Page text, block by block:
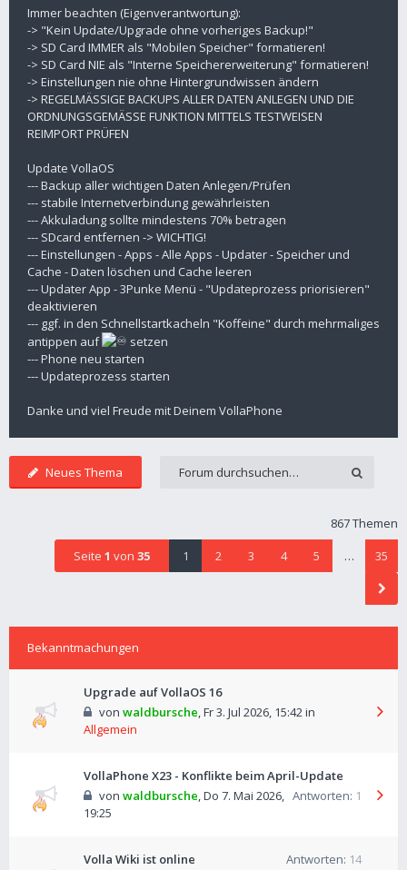
Immer beachten (Eigenverantwortung):
-> "Kein Update/Upgrade ohne vorheriges Backup!"
-> SD Card IMMER als "Mobilen Speicher" formatieren!
-> SD Card NIE als "Interne Speichererweiterung" formatieren!
-> Einstellungen nie ohne Hintergrundwissen ändern
-> REGELMÄSSIGE BACKUPS ALLER DATEN ANLEGEN UND DIE
ORDNUNGSGEMÄSSE FUNKTION MITTELS TESTWEISEN
REIMPORT PRÜFEN
Update VollaOS
--- Backup aller wichtigen Daten Anlegen/Prüfen
--- stabile Internetverbindung gewährleisten
--- Akkuladung sollte mindestens 70% betragen
--- SDcard entfernen -> WICHTIG!
--- Einstellungen - Apps - Alle Apps - Updater - Speicher und
Cache - Daten löschen und Cache leeren
--- Updater App - 3Punke Menü - "Updateprozess priorisieren"
deaktivieren
--- ggf. in den Schnellstartkacheln "Koffeine" durch mehrmaliges
antippen auf
setzen
--- Phone neu starten
--- Updateprozess starten
Danke und viel Freude mit Deinem VollaPhone
Neues Thema
867 Themen
Seite 1 von 35 1 2 3 4 5 … 35
Bekanntmachungen
Upgrade auf VollaOS 16
von waldbursche,Fr 3. Jul 2026, 15:42in
Allgemein
VollaPhone X23 - Konflikte beim April-Update
Antworten: 1
von waldbursche,Do 7. Mai 2026,
19:25
Volla Wiki ist online Antworten: 14